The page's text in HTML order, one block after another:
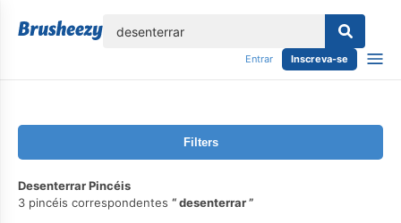
Entrar Inscreva-se
Filters
Desenterrar Pincéis
3 pincéis correspondentes
desenterrar